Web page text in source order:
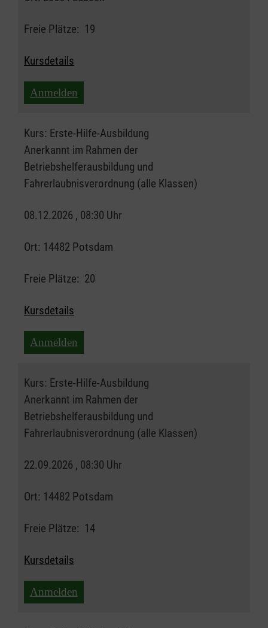
Freie Plätze: 19
Kursdetails
Anmelden
Kurs: Erste-Hilfe-Ausbildung
Anerkannt im Rahmen der
Betriebshelferausbildung und
Fahrerlaubnisverordnung (alle Klassen)
08.12.2026 , 08:30 Uhr
Ort: 14482 Potsdam
Freie Plätze: 20
Kursdetails
Anmelden
Kurs: Erste-Hilfe-Ausbildung
Anerkannt im Rahmen der
Betriebshelferausbildung und
Fahrerlaubnisverordnung (alle Klassen)
22.09.2026 , 08:30 Uhr
Ort: 14482 Potsdam
Freie Plätze: 14
Kursdetails
Anmelden